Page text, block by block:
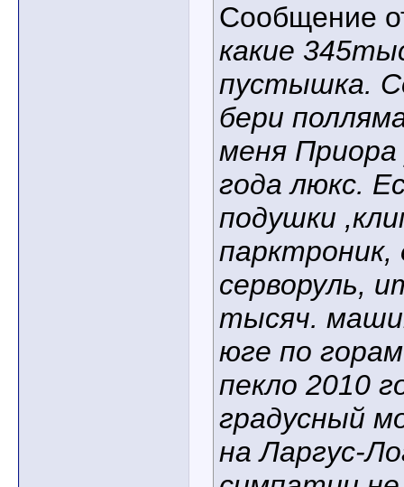
Сообщение
какие
пустышка.
бери
меня Приора
года люкс.
подушки
парктроник,
серворуль,
тысяч.
юге по
пекло 2010
градусный
на Ларгус-